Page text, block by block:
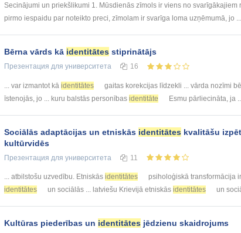
Secinājumi un priekšlikumi 1. Mūsdienās zīmols ir viens no svarīgākajiem
pirmo iespaidu par noteikto preci, zīmolam ir svarīga loma uzņēmumā, jo ...
Bērna vārds kā identitātes stiprinātājs
Презентация для университета 16
... var izmantot kā identitātes gaitas korekcijas līdzekli ... vārda nozīmi
īstenojās, jo ... kuru balstās personības identitāte Esmu pārliecināta, ja ...
Sociālās adaptācijas un etniskās identitātes kvalitāšu
kultūrvidēs
Презентация для университета 11
... atbilstošu uzvedību. Etniskās identitātes
psiholoģiskā transformācija
identitātes
un sociālās ... latviešu Krievijā etniskās identitātes un
Kultūras piederības un identitātes jēdzienu skaidrojums